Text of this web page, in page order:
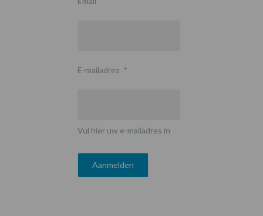
E-mailadres *
Vul hier uw e-mailadres in